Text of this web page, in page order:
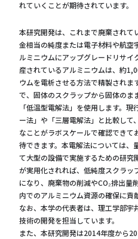
れていくことが期待されています。
本研究開発は、これまで廃棄され
金相当の純度または電子材料や航空
ルミニウムにアップグレードリサ
産されているアルミニウムは、約
ウムを電析させる方法で精製され
で、固体のスクラップから固体のま
「低温型電解法」を使用します。
ー法」や「三層電解法」と比較して
なことがラボスケールで確認できて
待できます。本電解法については、
て大型の設備で実施するための研究
が実用化されれば、低純度スクラッ
になり、廃棄物の削減やCO₂排出量
内でのアルミニウム資源の確保に貢
なお、本学の代表者は、理工学部
技術の開発を担当しています。
また、本研究開発は2014年度から